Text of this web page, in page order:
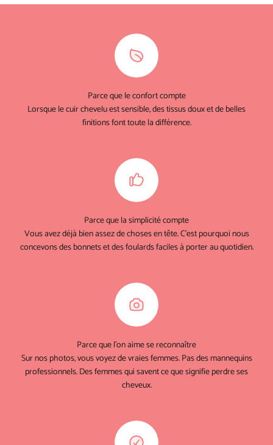
Parce que le confort compte
Lorsque le cuir chevelu est sensible, des tissus doux et de belles
finitions font toute la différence.
Parce que la simplicité compte
Vous avez déjà bien assez de choses en tête. C'est pourquoi nous
concevons des bonnets et des foulards faciles à porter au quotidien.
Parce que l'on aime se reconnaître
Sur nos photos, vous voyez de vraies femmes. Pas des mannequins
professionnels. Des femmes qui savent ce que signifie perdre ses
cheveux.